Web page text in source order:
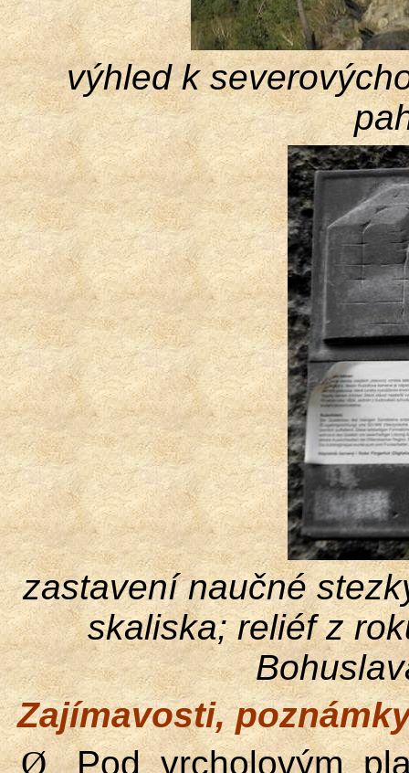
výhled k
zastavení naučné
skaliska; reliéf z
Zajímavosti,
Ø
Pod vrcholovým